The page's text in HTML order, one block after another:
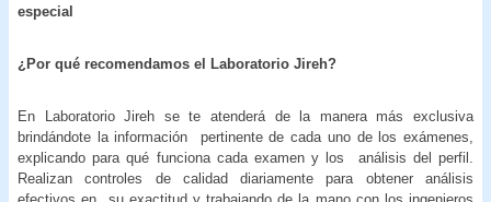
especial
¿Por qué recomendamos el Laboratorio Jireh?
En Laboratorio Jireh se te atenderá de la manera más exclusiva
brindándote la información pertinente de cada uno de los exámenes,
explicando para qué funciona cada examen y los análisis del perfil.
Realizan controles de calidad diariamente para obtener análisis